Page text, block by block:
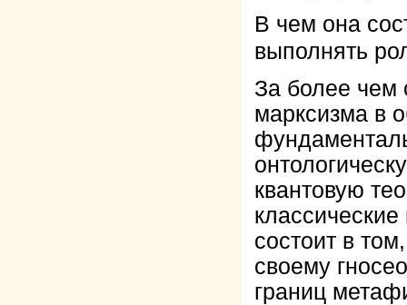
В чем она
выполнять
За более чем
марксизма в
квантовую
состоит в
своему
границ